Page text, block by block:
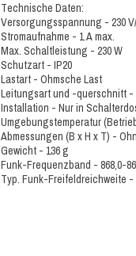
Technische Daten:
Versorgungsspannung - 230
Stromaufnahme - 1 A max.
Max. Schaltleistung - 230 W
Schutzart - IP20
Lastart - Ohmsche Last
Leitungsart und -querschnitt -
Installation - Nur in
Umgebungstemperatur
Abmessungen (B x H x T) -
Gewicht - 136 g
Funk-Frequenzband - 868,0-
Typ. Funk-Freifeldreichweite -